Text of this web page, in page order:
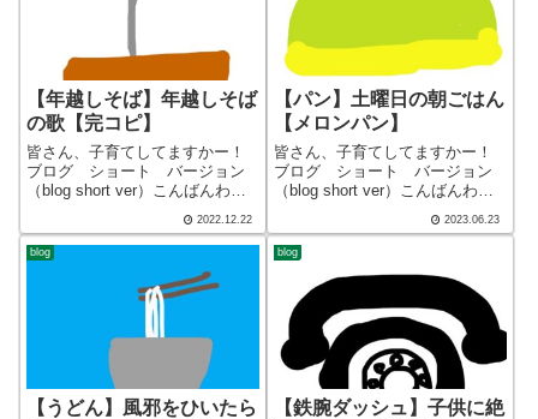
【年越しそば】年越しそば
の歌【完コピ】
皆さん、子育てしてますかー！
ブログ ショート バージョン
（blog short ver）こんばんわ、
いる ざぶ(@meitou_zabuton)で
す。わたしは40代でひとり親
（シンパパ）になり、手探り状
2022.12.22
【パン】土曜日の朝ごはん
【メロンパン】
皆さん、子育てしてますかー！
ブログ ショート バージョン
（blog short ver）こんばんわ、
いる ざぶ(@meitou_zabuton)で
す。わたしは40代でひとり親
態のほぼワ...
2023.06.23
blog
【うどん】風邪をひいたら
blog
【鉄腕ダッシュ】子供に絶